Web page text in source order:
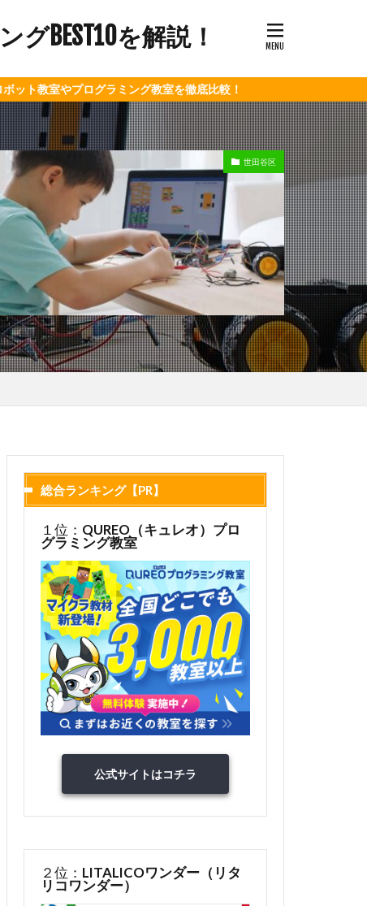
BEST10を解説！
グラミング教室を徹底比較！
世田谷区
総合ランキング【PR】
１位： QUREO（キュレオ）プロ
グラミング教室
公式サイトはコチラ
２位： LITALICOワンダー（リタ
リコワンダー）